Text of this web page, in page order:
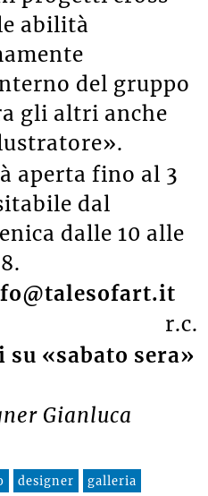
abilità
del gruppo
gli altri anche
aperta fino al 3
dal
dalle 10 alle
r.c.
«sabato sera»
Gianluca
designer
galleria